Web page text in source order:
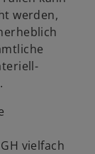
werden,
vielfach